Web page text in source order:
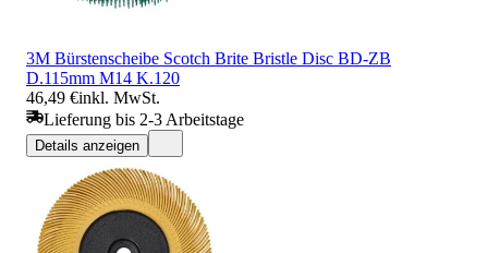
3M Bürstenscheibe Scotch Brite Bristle Disc BD-ZB
D.115mm M14 K.120
46,49 €inkl. MwSt.
Lieferung bis 2-3 Arbeitstage
Details anzeigen